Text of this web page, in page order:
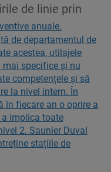
de linie prin
anuale.
de departamentul de
acestea, utilajele
specifice și nu
competențele și să
la nivel intern. În
în fiecare an o oprire a
implica toate
2.​ Saunier Duval
stațiile de